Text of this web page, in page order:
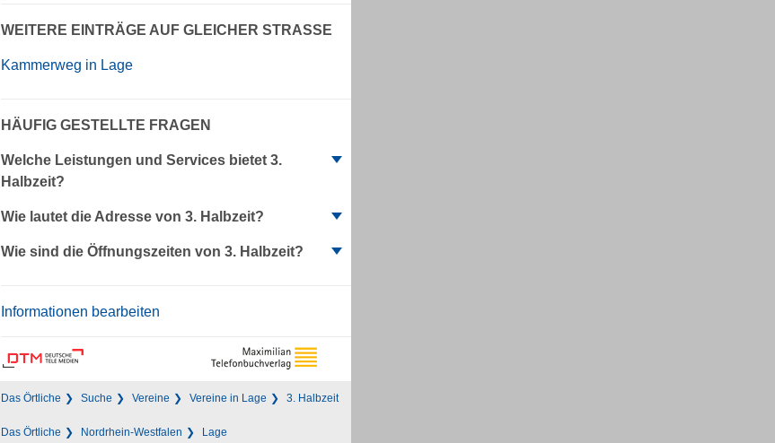
WEITERE EINTRÄGE AUF GLEICHER STRASSE
Kammerweg in Lage
HÄUFIG GESTELLTE FRAGEN
Welche Leistungen und Services bietet 3.
Halbzeit?
Wie lautet die Adresse von 3. Halbzeit?
Wie sind die Öffnungszeiten von 3. Halbzeit?
Informationen bearbeiten
Das Örtliche Suche Vereine Vereine in Lage 3. Halbzeit
Das Örtliche Nordrhein-Westfalen Lage